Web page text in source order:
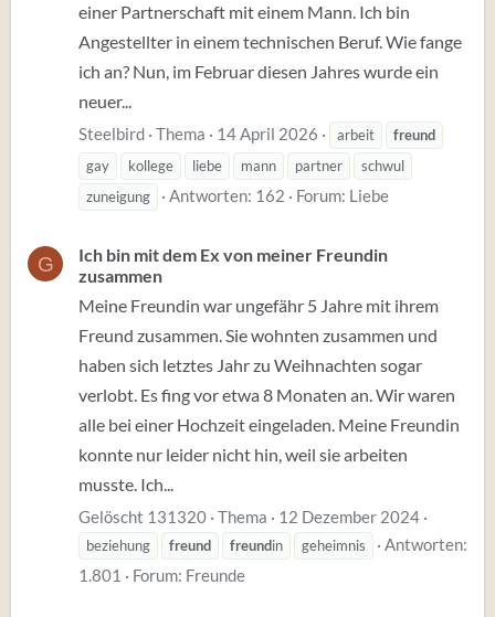
einer Partnerschaft mit einem Mann. Ich bin
Angestellter in einem technischen Beruf. Wie fange
ich an? Nun, im Februar diesen Jahres wurde ein
neuer...
Steelbird Thema 14 April 2026 arbeit
freund
gay
kollege liebe mann partner
schwul
zuneigung
Antworten: 162 Forum: Liebe
G
Ich bin mit dem Ex von meiner Freundin
zusammen
Meine Freundin war ungefähr 5 Jahre mit ihrem
Freund zusammen. Sie wohnten zusammen und
haben sich letztes Jahr zu Weihnachten sogar
verlobt. Es fing vor etwa 8 Monaten an. Wir waren
alle bei einer Hochzeit eingeladen. Meine Freundin
konnte nur leider nicht hin, weil sie arbeiten
musste. Ich...
Gelöscht 131320 Thema 12 Dezember 2024
beziehung freund freundin geheimnis
Antworten:
1.801
Forum: Freunde